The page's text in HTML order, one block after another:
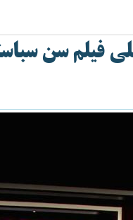
فیلم سن